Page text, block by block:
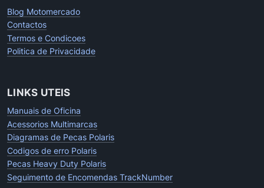
Blog Motomercado
Contactos
Termos e Condicoes
Politica de Privacidade
LINKS UTEIS
Manuais de Oficina
Acessorios Multimarcas
Diagramas de Pecas Polaris
Codigos de erro Polaris
Pecas Heavy Duty Polaris
Seguimento de Encomendas TrackNumber